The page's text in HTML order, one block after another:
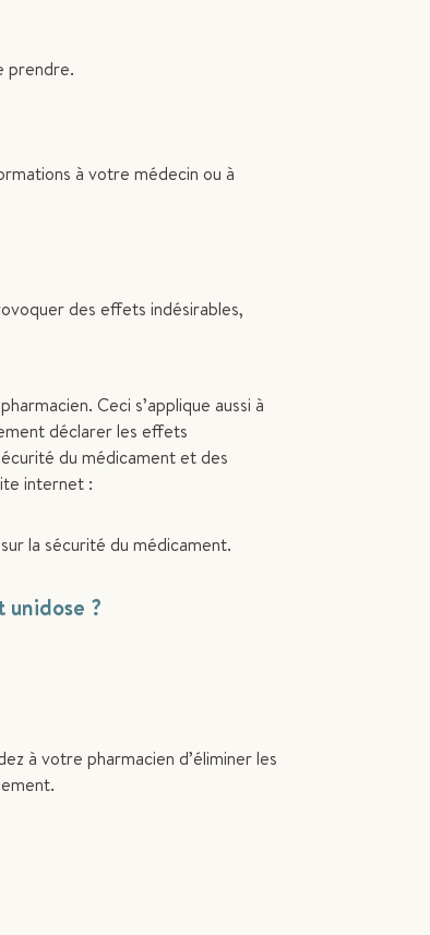
prendre.
à votre médecin ou à
des effets indésirables,
Ceci s’applique aussi à
déclarer les effets
du médicament et des
internet :
la sécurité du médicament.
unidose ?
à votre pharmacien d’éliminer les